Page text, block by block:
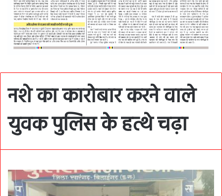
नशे का कारोबार करने वाले
युवक पुलिस के हत्थे चढ़ा